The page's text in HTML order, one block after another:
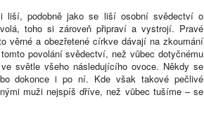
liší, podobně jako se liší osobní svědectví o
toho si zároveň připraví a vystrojí. Pravé
věrné a obezřetené církve dávají na zkoumání
povolání svědectví, než vůbec dotyčnému
světle všeho následujícího ovoce. Někdy se
dokonce i po ní. Kde však takové pečlivé
muži nejspíš dříve, než vůbec tušíme – se